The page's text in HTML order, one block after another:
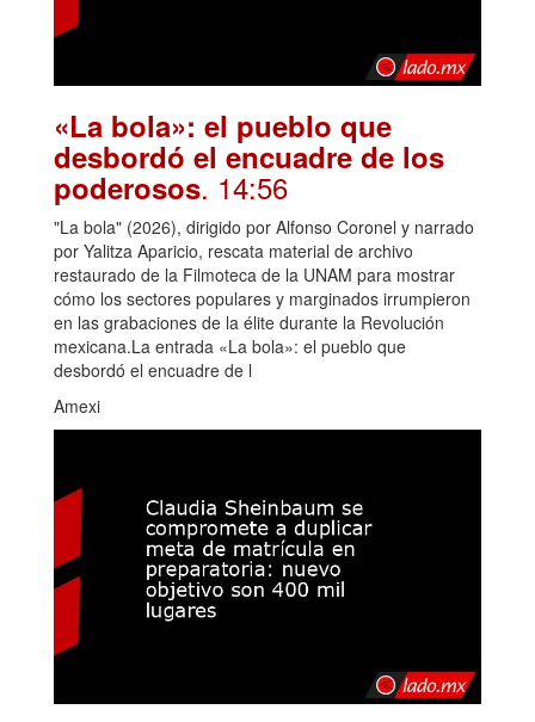
«La bola»: el pueblo que
desbordó el encuadre de los
poderosos. 14:56
"La bola" (2026), dirigido por Alfonso Coronel y narrado
por Yalitza Aparicio, rescata material de archivo
restaurado de la Filmoteca de la UNAM para mostrar
cómo los sectores populares y marginados irrumpieron
en las grabaciones de la élite durante la Revolución
mexicana.La entrada «La bola»: el pueblo que
desbordó el encuadre de l
Amexi